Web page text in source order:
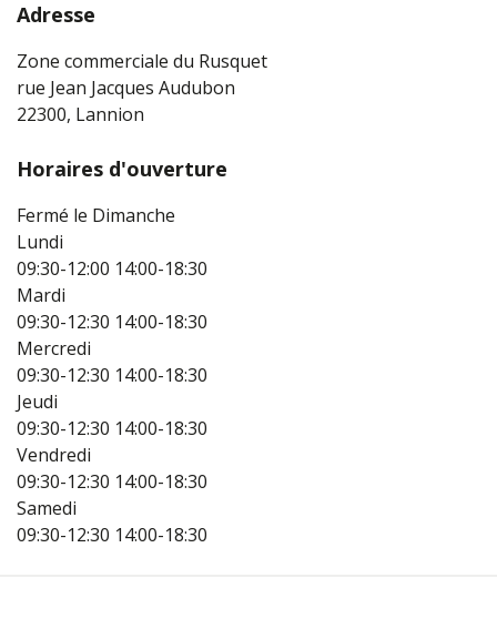
Adresse
Zone commerciale du Rusquet
rue Jean Jacques Audubon
22300, Lannion
Horaires d'ouverture
Fermé le Dimanche
Lundi
09:30-12:00 14:00-18:30
Mardi
09:30-12:30 14:00-18:30
Mercredi
09:30-12:30 14:00-18:30
Jeudi
09:30-12:30 14:00-18:30
Vendredi
09:30-12:30 14:00-18:30
Samedi
09:30-12:30 14:00-18:30